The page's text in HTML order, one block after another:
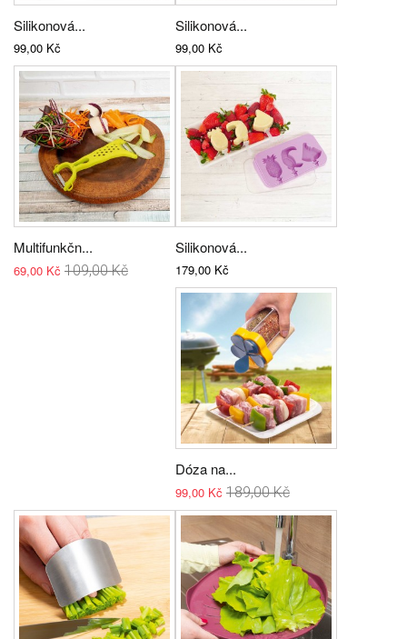
Silikonová...
99,00 Kč
Silikonová...
99,00 Kč
Multifunkčn...
69,00 Kč 109,00 Kč
Silikonová...
179,00 Kč
Dóza na...
99,00 Kč 189,00 Kč